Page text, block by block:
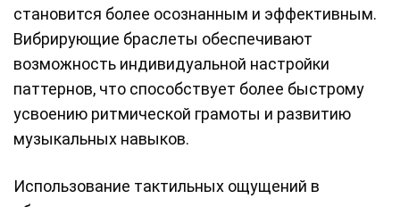
становится более осознанным и эффективным.
Вибрирующие браслеты обеспечивают
возможность индивидуальной настройки
паттернов, что способствует более быстрому
усвоению ритмической грамоты и развитию
музыкальных навыков.
Использование тактильных ощущений в